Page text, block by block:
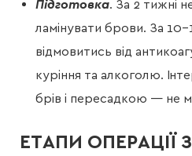
Підготовка. За 2 тижні
ламінувати брови. За
відмовитись від
куріння та алкоголю.
брів і пересадкою — не
ЕТАПИ ОПЕРАЦІЇ